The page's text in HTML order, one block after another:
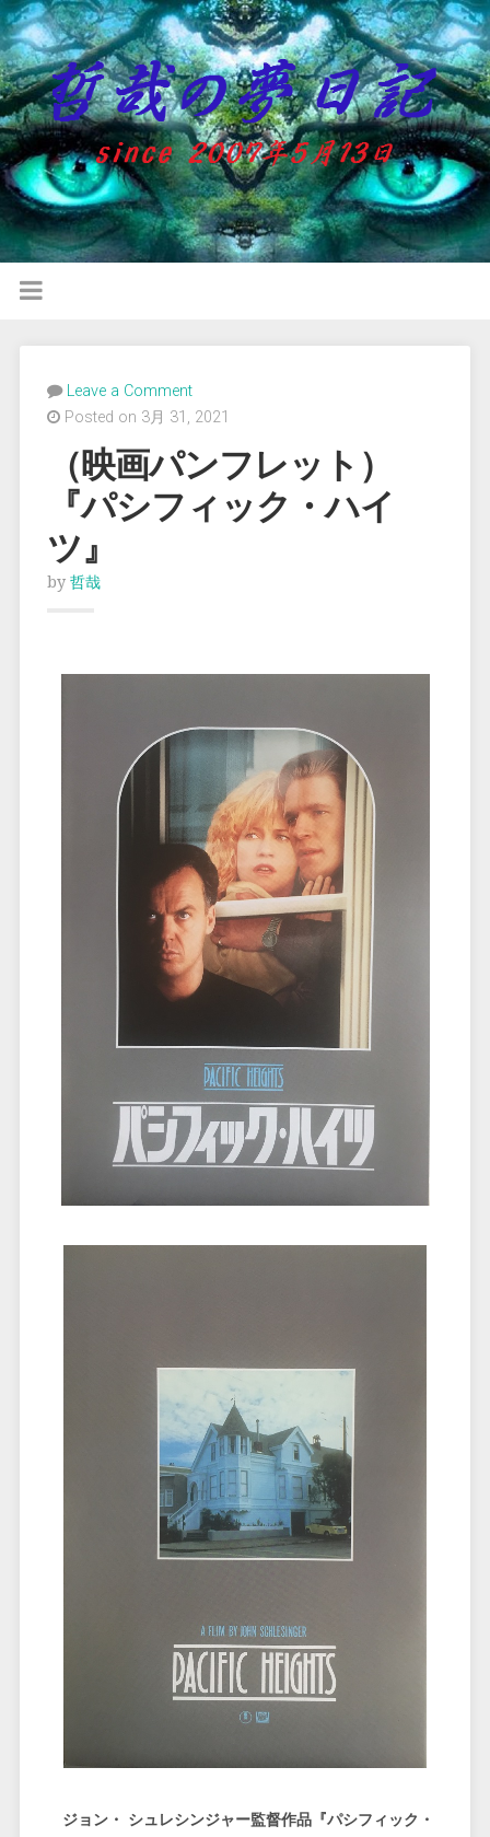
Leave a Comment
Posted on 3月 31, 2021
（映画パンフレット）
『パシフィック・ハイ
ツ』
by 哲哉
ジョン・ シュレシンジャー監督作品『パシフィック・